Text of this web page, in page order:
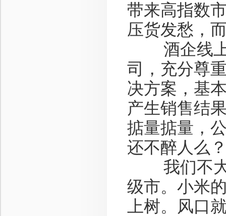
带来高指数
压货发愁，
酒企线上
司，充分尊
决方案，基
产生销售结
掂量掂量，
还不醉人么
我们不大
级市。小米
上树。风口